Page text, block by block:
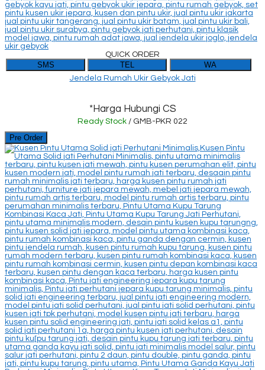
QUICK ORDER
SMS TEL WA
Jendela Rumah Ukir Gebyok Jati
*Harga Hubungi CS
Ready Stock / GMB-PKR 022
Pre Order